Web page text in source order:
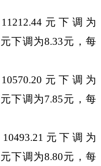
11212.44 元下调 为
元下调 为8.33元，每
10570.20 元下调 为
元下调 为7.85元 ，每
10493.21元下调 为
元下调 为8.80元，每